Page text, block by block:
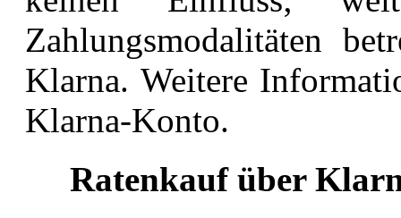
Zahlungsmodalitäten
Klarna. Weitere
Klarna-Konto.
Ratenkauf über